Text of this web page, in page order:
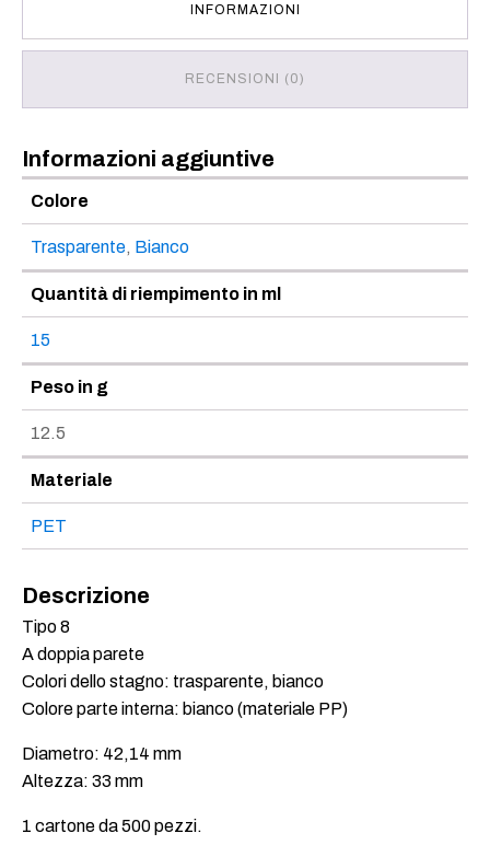
INFORMAZIONI
RECENSIONI (0)
Informazioni aggiuntive
Colore
Trasparente, Bianco
Quantità di riempimento in ml
15
Peso in g
12.5
Materiale
PET
Descrizione
Tipo 8
A doppia parete
Colori dello stagno: trasparente, bianco
Colore parte interna: bianco (materiale PP)
Diametro: 42,14 mm
Altezza: 33 mm
1 cartone da 500 pezzi.